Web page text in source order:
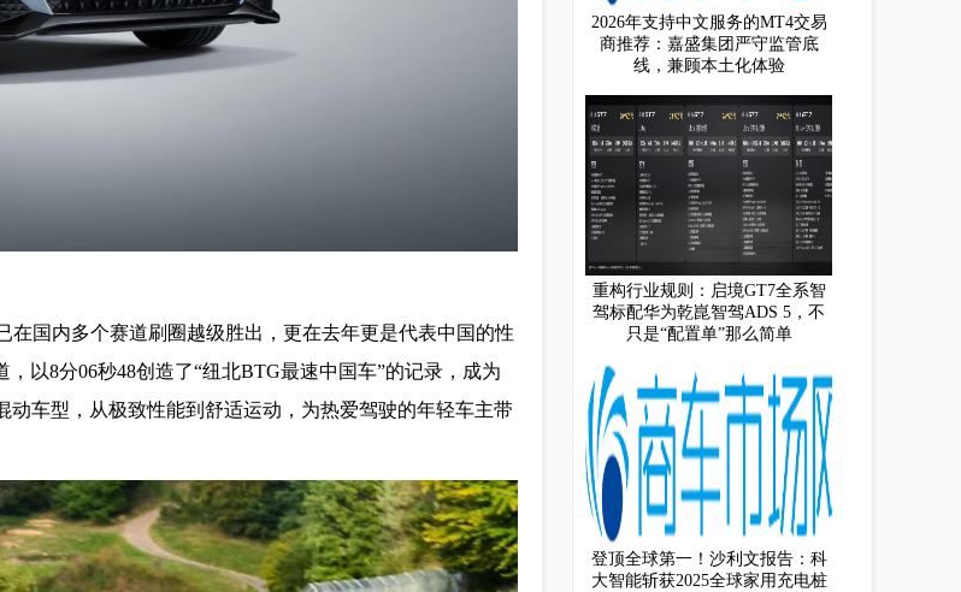
国内多个赛道刷圈越级胜出，更在去年更是代表中国的性
以8分06秒48创造了“纽北BTG最速中国车”的记录，成为
动车型，从极致性能到舒适运动，为热爱驾驶的年轻车主带
2026年支持中文服务的MT4交易
商推荐：嘉盛集团严守监管底
线，兼顾本土化体验
重构行业规则：启境GT7全系智
驾标配华为乾崑智驾ADS 5，不
只是“配置单”那么简单
登顶全球第一！沙利文报告：科
大智能斩获2025全球家用充电桩